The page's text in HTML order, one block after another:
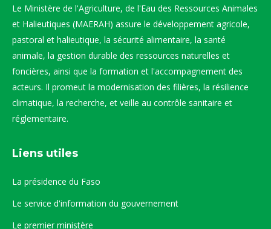
Le Ministère de l'Agriculture, de l'Eau des Ressources Animales
et Halieutiques (MAERAH) assure le développement agricole,
pastoral et halieutique, la sécurité alimentaire, la santé
animale, la gestion durable des ressources naturelles et
foncières, ainsi que la formation et l'accompagnement des
acteurs. Il promeut la modernisation des filières, la résilience
climatique, la recherche, et veille au contrôle sanitaire et
réglementaire.
Liens utiles
La présidence du Faso
Le service d'information du gouvernement
Le premier ministère